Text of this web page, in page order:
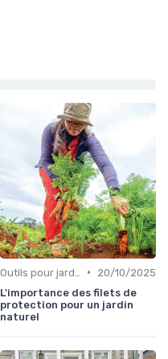
•
20/10/2025
L'importance des filets de
protection pour un jardin
naturel